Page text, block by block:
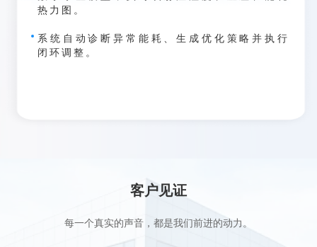
热力图。
系统自动诊断异常能耗、生成优化策略并执行
闭环调整。
客户见证
每一个真实的声音，都是我们前进的动力。